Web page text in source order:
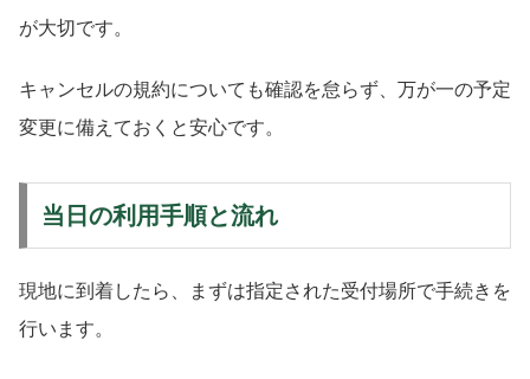
が大切です。
キャンセルの規約についても確認を怠らず、万が一の予定
変更に備えておくと安心です。
当日の利用手順と流れ
現地に到着したら、まずは指定された受付場所で手続きを
行います。